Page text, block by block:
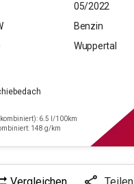
05/2022
Benzin
Wuppertal
6.5 l/100km
148 g/km